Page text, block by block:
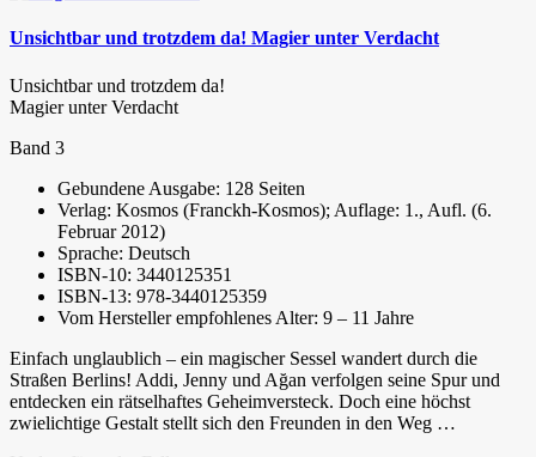
Unsichtbar und trotzdem da! Magier unter Verdacht
Unsichtbar und trotzdem da!
Magier unter Verdacht
Band 3
Gebundene Ausgabe: 128 Seiten
Verlag: Kosmos (Franckh-Kosmos); Auflage: 1., Aufl. (6.
Februar 2012)
Sprache: Deutsch
ISBN-10: 3440125351
ISBN-13: 978-3440125359
Vom Hersteller empfohlenes Alter: 9 – 11 Jahre
Einfach unglaublich – ein magischer Sessel wandert durch die
Straßen Berlins! Addi, Jenny und Ağan verfolgen seine Spur und
entdecken ein rätselhaftes Geheimversteck. Doch eine höchst
zwielichtige Gestalt stellt sich den Freunden in den Weg …